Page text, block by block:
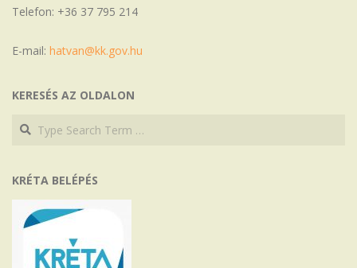
Telefon: +36 37 795 214
E-mail: hatvan@kk.gov.hu
KERESÉS AZ OLDALON
Search
Search
KRÉTA BELÉPÉS